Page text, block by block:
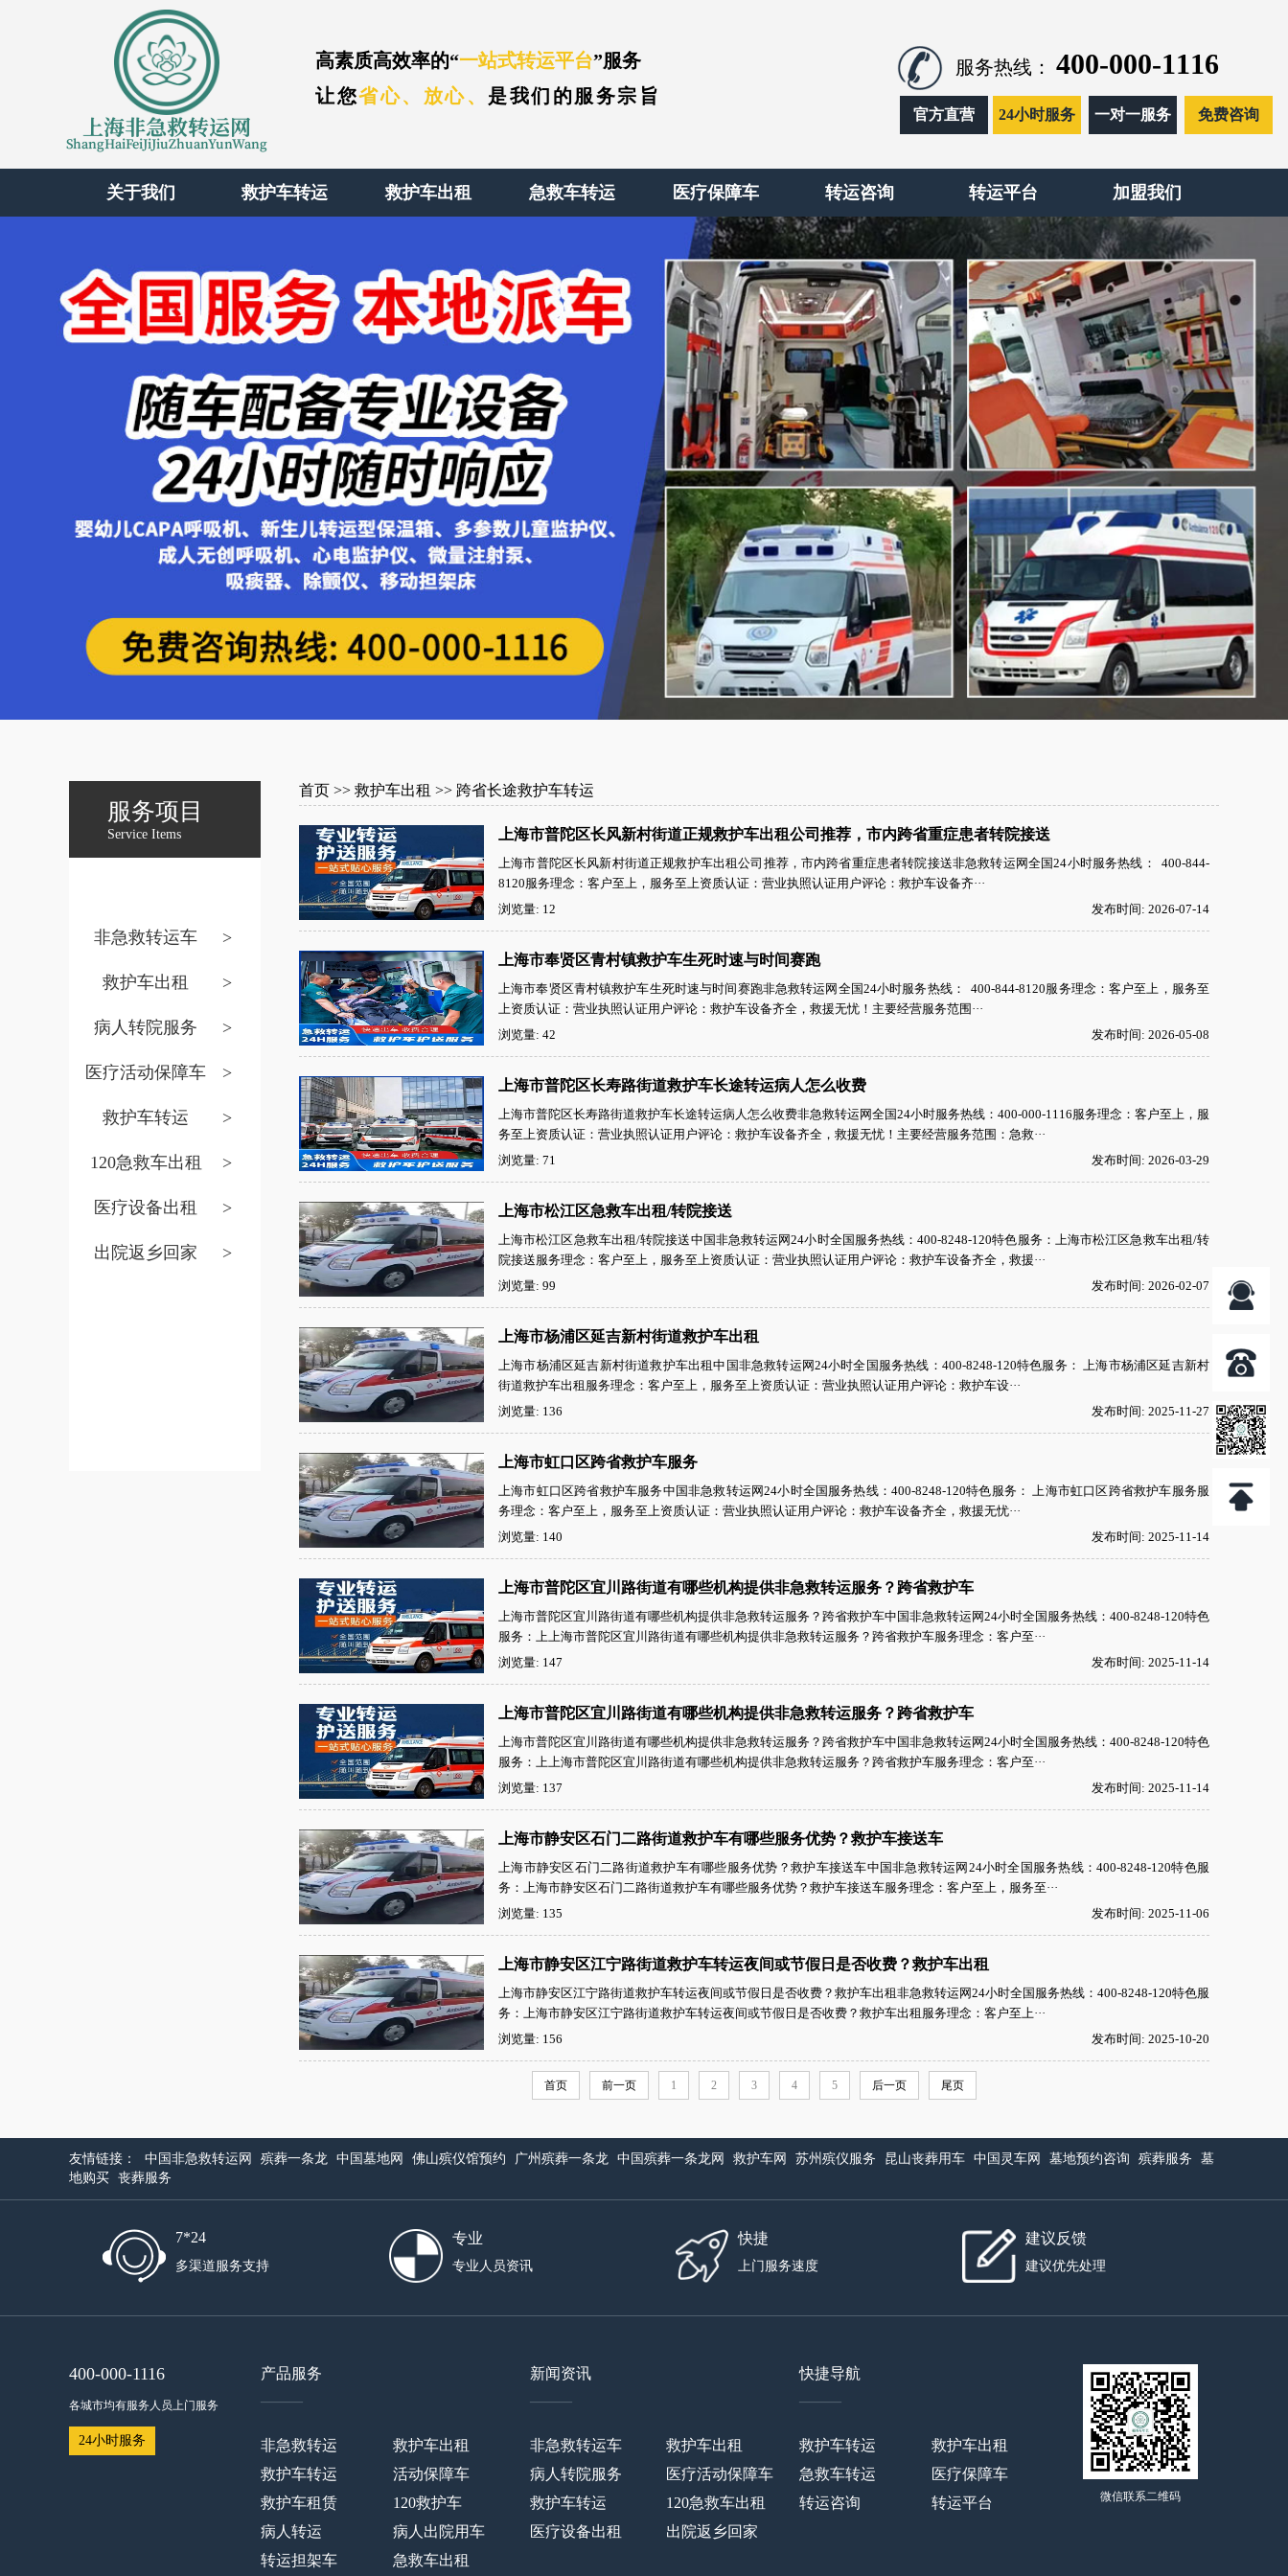
上海非急救转运网
ShangHaiFeiJiJiuZhuanYunWang
高素质高效率的“一站式转运平台”服务
让您省心、 放心、 是我们的服务宗旨
服务热线： 400-000-1116
官方直营 24小时服务 一对一服务 免费咨询
关于我们 救护车转运 救护车出租 急救车转运 医疗保障车 转运咨询 转运平台 加盟我们
服务项目
Service Items
非急救转运车 >
救护车出租 >
病人转院服务 >
医疗活动保障车 >
救护车转运 >
120急救车出租 >
医疗设备出租 >
出院返乡回家 >
首页 >> 救护车出租 >> 跨省长途救护车转运
上海市普陀区长风新村街道正规救护车出租公司推荐，市内跨省重症患者转院接送
上海市普陀区长风新村街道正规救护车出租公司推荐，市内跨省重症患者转院接送非急救转运网全国24小时服务热线： 400-844-
8120服务理念：客户至上，服务至上资质认证：营业执照认证用户评论：救护车设备齐···
浏览量: 12
发布时间: 2026-07-14
上海市奉贤区青村镇救护车生死时速与时间赛跑
上海市奉贤区青村镇救护车生死时速与时间赛跑非急救转运网全国24小时服务热线： 400-844-8120服务理念：客户至上，服务至
上资质认证：营业执照认证用户评论：救护车设备齐全，救援无忧！主要经营服务范围···
浏览量: 42
发布时间: 2026-05-08
上海市普陀区长寿路街道救护车长途转运病人怎么收费
上海市普陀区长寿路街道救护车长途转运病人怎么收费非急救转运网全国24小时服务热线：400-000-1116服务理念：客户至上，服
务至上资质认证：营业执照认证用户评论：救护车设备齐全，救援无忧！主要经营服务范围：急救···
浏览量: 71
发布时间: 2026-03-29
上海市松江区急救车出租/转院接送
上海市松江区急救车出租/转院接送中国非急救转运网24小时全国服务热线：400-8248-120特色服务：上海市松江区急救车出租/转
院接送服务理念：客户至上，服务至上资质认证：营业执照认证用户评论：救护车设备齐全，救援···
浏览量: 99
发布时间: 2026-02-07
上海市杨浦区延吉新村街道救护车出租
上海市杨浦区延吉新村街道救护车出租中国非急救转运网24小时全国服务热线：400-8248-120特色服务： 上海市杨浦区延吉新村
街道救护车出租服务理念：客户至上，服务至上资质认证：营业执照认证用户评论：救护车设···
浏览量: 136
发布时间: 2025-11-27
上海市虹口区跨省救护车服务
上海市虹口区跨省救护车服务中国非急救转运网24小时全国服务热线：400-8248-120特色服务： 上海市虹口区跨省救护车服务服
务理念：客户至上，服务至上资质认证：营业执照认证用户评论：救护车设备齐全，救援无忧···
浏览量: 140
发布时间: 2025-11-14
上海市普陀区宜川路街道有哪些机构提供非急救转运服务？跨省救护车
上海市普陀区宜川路街道有哪些机构提供非急救转运服务？跨省救护车中国非急救转运网24小时全国服务热线：400-8248-120特色
服务：上上海市普陀区宜川路街道有哪些机构提供非急救转运服务？跨省救护车服务理念：客户至···
浏览量: 147
发布时间: 2025-11-14
上海市普陀区宜川路街道有哪些机构提供非急救转运服务？跨省救护车
上海市普陀区宜川路街道有哪些机构提供非急救转运服务？跨省救护车中国非急救转运网24小时全国服务热线：400-8248-120特色
服务：上上海市普陀区宜川路街道有哪些机构提供非急救转运服务？跨省救护车服务理念：客户至···
浏览量: 137
发布时间: 2025-11-14
上海市静安区石门二路街道救护车有哪些服务优势？救护车接送车
上海市静安区石门二路街道救护车有哪些服务优势？救护车接送车中国非急救转运网24小时全国服务热线：400-8248-120特色服
务：上海市静安区石门二路街道救护车有哪些服务优势？救护车接送车服务理念：客户至上，服务至···
浏览量: 135
发布时间: 2025-11-06
上海市静安区江宁路街道救护车转运夜间或节假日是否收费？救护车出租
上海市静安区江宁路街道救护车转运夜间或节假日是否收费？救护车出租非急救转运网24小时全国服务热线：400-8248-120特色服
务：上海市静安区江宁路街道救护车转运夜间或节假日是否收费？救护车出租服务理念：客户至上···
浏览量: 156
发布时间: 2025-10-20
首页 前一页 1 2 3 4 5 后一页 尾页
友情链接： 中国非急救转运网 殡葬一条龙 中国墓地网 佛山殡仪馆预约 广州殡葬一条龙 中国殡葬一条龙网 救护车网 苏州殡仪服务 昆山丧葬用车 中国灵车网 墓地预约咨询 殡葬服务
墓
地购买 丧葬服务
7*24
多渠道服务支持
专业
专业人员资讯
快捷
上门服务速度
建议反馈
建议优先处理
400-000-1116
各城市均有服务人员上门服务
24小时服务
产品服务
——
非急救转运
救护车出租
救护车转运
活动保障车
救护车租赁
120救护车
病人转运
病人出院用车
转运担架车
急救车出租
新闻资讯
——
非急救转运车
救护车出租
病人转院服务
医疗活动保障车
救护车转运
120急救车出租
医疗设备出租
出院返乡回家
快捷导航
——
救护车转运
救护车出租
急救车转运
医疗保障车
转运咨询
转运平台 微信联系二维码